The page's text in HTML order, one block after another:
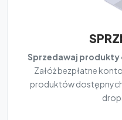
Sprzedawaj
Załóż bezpłatne
produktów dostępnych